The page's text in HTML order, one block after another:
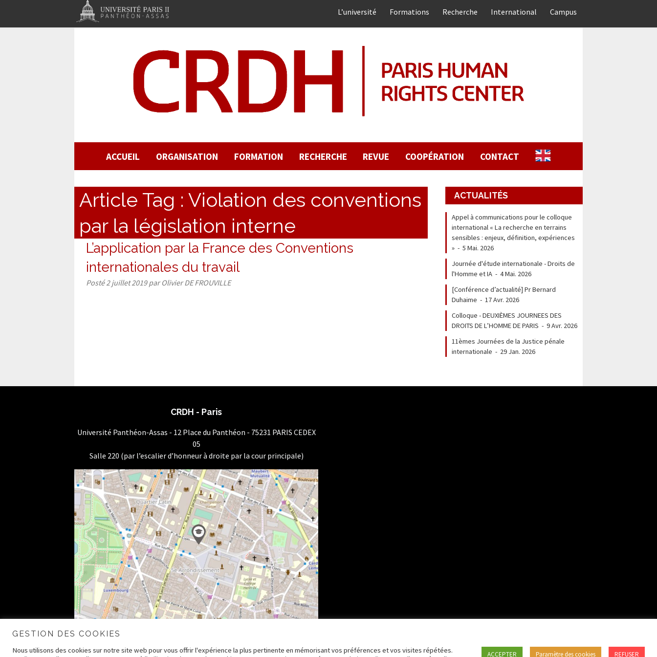
L’université Formations Recherche International Campus
ACCUEIL ORGANISATION FORMATION RECHERCHE REVUE COOPÉRATION CONTACT
Article Tag : Violation des conventions
par la législation interne
L’application par la France des Conventions
internationales du travail
Posté2 juillet 2019 par Olivier DE FROUVILLE
ACTUALITÉS
Appel à communications pour le colloque
international « La recherche en terrains
sensibles : enjeux, définition, expériences
» -5 Mai. 2026
Journée d'étude internationale - Droits de
l'Homme et IA -4 Mai. 2026
[Conférence d’actualité] Pr Bernard
Duhaime -17 Avr. 2026
Colloque - DEUXIÈMES JOURNEES DES
DROITS DE L’HOMME DE PARIS -9 Avr. 2026
11èmes Journées de la Justice pénale
internationale - 29 Jan. 2026
CRDH - Paris
Université Panthéon-Assas - 12 Place du Panthéon - 75231 PARIS CEDEX
05
Salle 220 (par l’escalier d’honneur à droite par la cour principale)
GESTION DES COOKIES
Nous utilisons des cookies sur notre site web pour vous offrir l'expérience la plus pertinente en mémorisant vos préférences et vos visites répétées.
ACCEPTER Paramètre des cookies REFUSER